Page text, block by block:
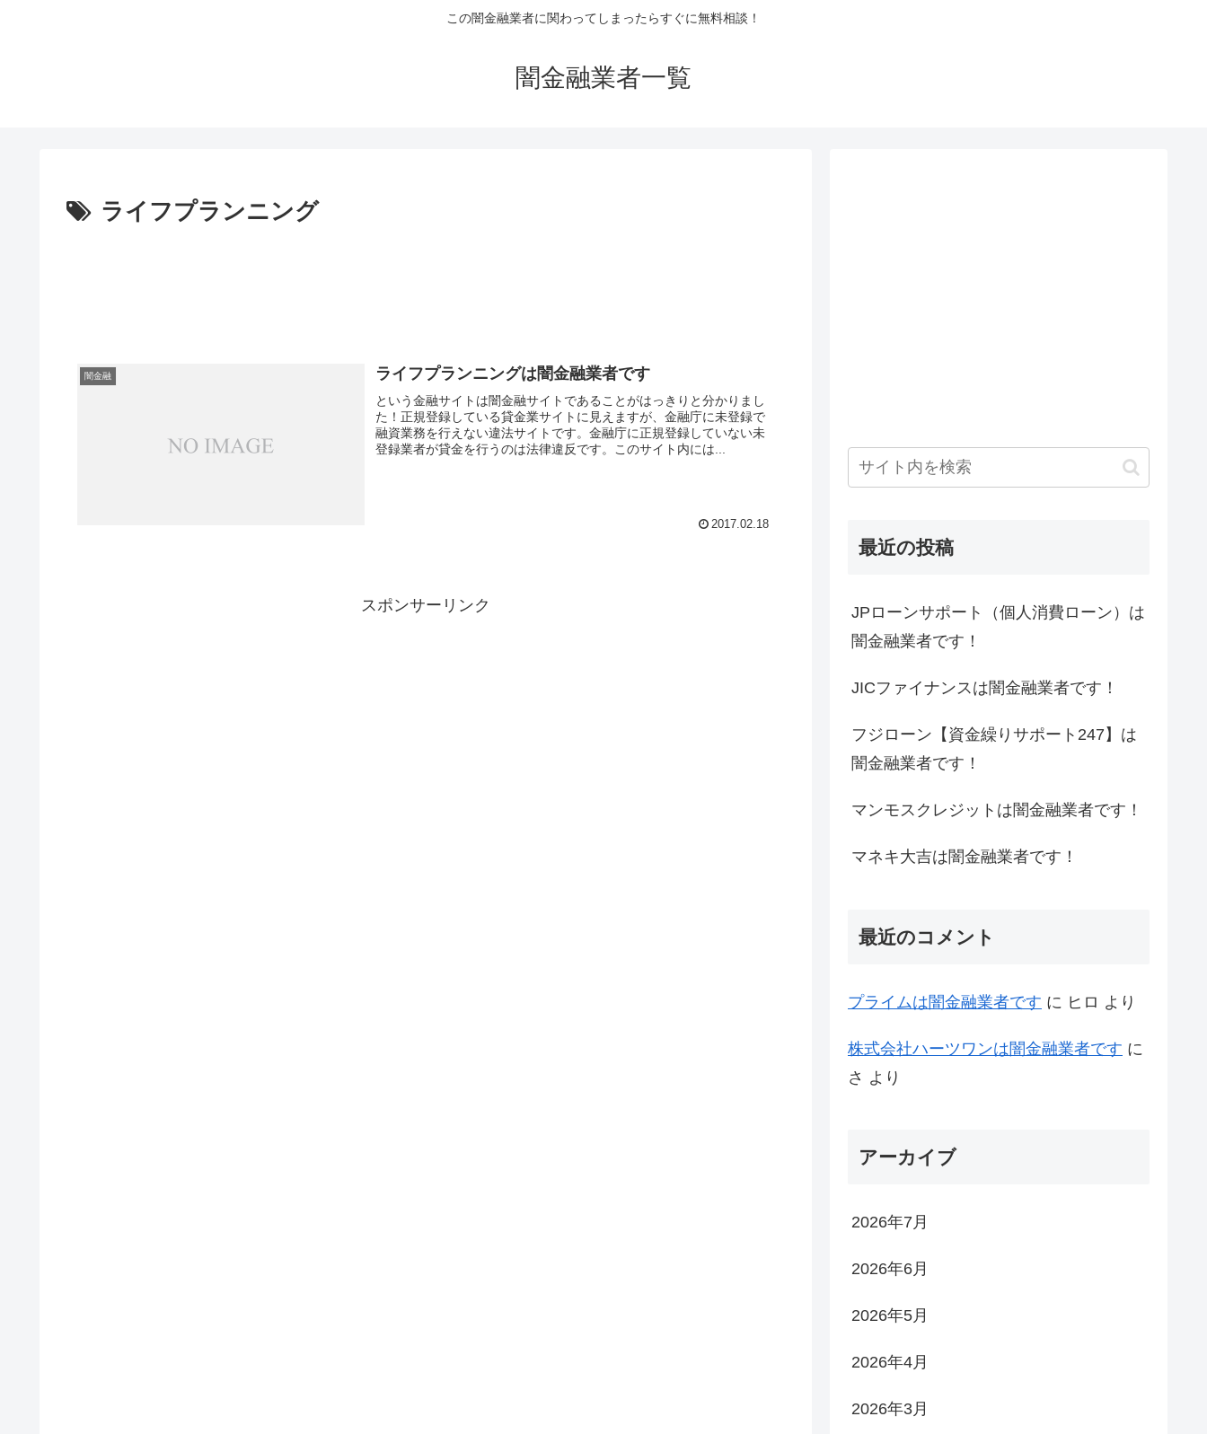
この闇金融業者に関わってしまったらすぐに無料相談！
闇金融業者一覧
ライフプランニング
闇金融 ライフプランニングは闇金融業者です
という金融サイトは闇金融サイトであることがはっきりと分かりまし
た！正規登録している貸金業サイトに見えますが、金融庁に未登録で
融資業務を行えない違法サイトです。金融庁に正規登録していない未
登録業者が貸金を行うのは法律違反です。このサイト内には...
2017.02.18
スポンサーリンク
最近の投稿
JPローンサポート（個人消費ローン）は
闇金融業者です！
JICファイナンスは闇金融業者です！
フジローン【資金繰りサポート247】は
闇金融業者です！
マンモスクレジットは闇金融業者です！
マネキ大吉は闇金融業者です！
最近のコメント
プライム は闇金融業者です に ヒロ より
株式会社ハーツワンは闇金融業者です に
さ より
アーカイブ
2026年7月
2026年6月
2026年5月
2026年4月
2026年3月